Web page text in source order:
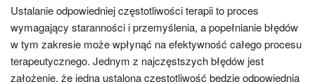
Ustalanie odpowiedniej częstotliwości terapii to proces
wymagający staranności i przemyślenia, a popełnianie błędów
w tym zakresie może wpłynąć na efektywność całego procesu
terapeutycznego. Jednym z najczęstszych błędów jest
założenie, że jedna ustalona częstotliwość będzie odpowiednia